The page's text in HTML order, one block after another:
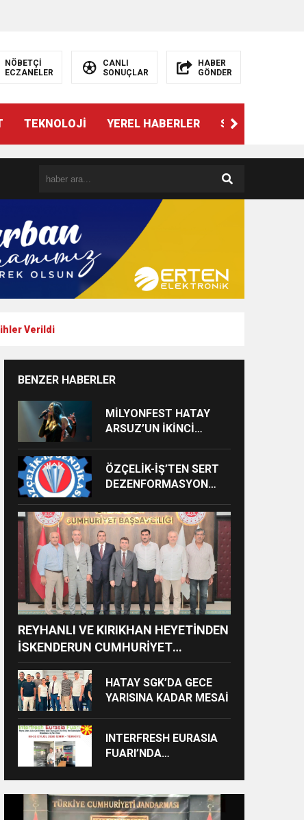
NÖBETÇİ
ECZANELER
CANLI
SONUÇLAR
HABER
GÖNDER
TEKNOLOJİ YEREL HABERLER SPOR
Verildi
BENZER HABERLER
MİLYONFEST HATAY
ARSUZ’UN İKİNCİ
ALACAK
ÖZÇELİK-İŞ’TEN SERT
DEZENFORMASYON
VE CEZAİ SÜREÇ
BAŞLATILDI”
REYHANLI VE KIRIKHAN HEYETİNDEN
İSKENDERUN CUMHURİYET
BAŞSAVCILIĞINA ZİYARET
HATAY SGK’DA GECE
YARISINA KADAR MESAİ
INTERFRESH EURASIA
FUARI’NDA
BİRLİKLERİ İÇİN GERİ
SAYIM BAŞLADI